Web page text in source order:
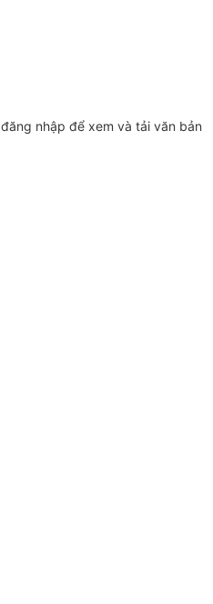
đăng nhập để xem và tải văn bản